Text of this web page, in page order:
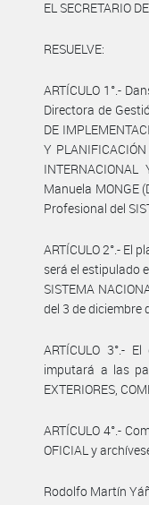
EL SECRETARIO
RESUELVE:
ARTÍCULO 1°.-
Directora de
DE
Y PLANIFICACIÓN
Manuela MONGE
Profesional del
ARTÍCULO 2°.- El
será el estipulado
SISTEMA
del 3 de diciembre
ARTÍCULO 3°.-
imputará a las
EXTERIORES,
ARTÍCULO 4°.-
OFICIAL y
Rodolfo Martín